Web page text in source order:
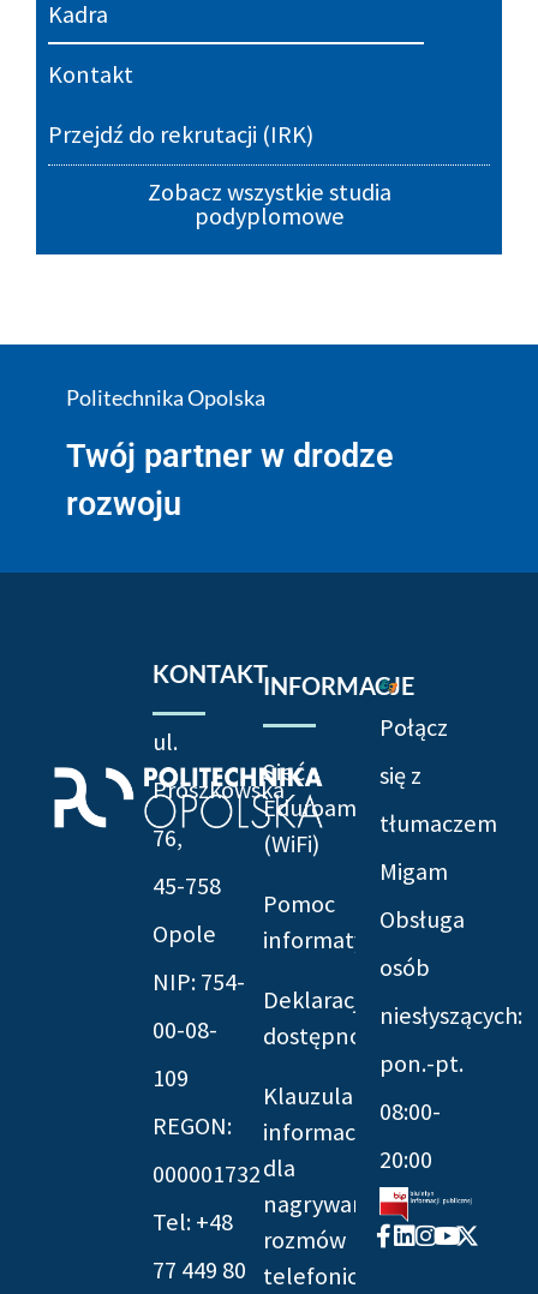
Kadra
Kontakt
Przejdź do rekrutacji (IRK)
Zobacz wszystkie studia
podyplomowe
Politechnika Opolska
Twój partner w drodze
rozwoju
KONTAKT
ul.
Prószkowska
76,
45-758
Opole
NIP: 754-
00-08-
109
REGON:
000001732
Tel: +48
77 449 80
INFORMACJE
Sieć
Eduroam
(WiFi)
Pomoc
informatyczna
Deklaracja
dostępności
Klauzula
informacyjna
dla
nagrywania
rozmów
telefonicznych
Połącz
się z
tłumaczem
Migam
Obsługa
osób
niesłyszących:
pon.-pt.
08:00-
20:00
Facebook-
f
Linkedin
Instagram
Youtube
X-
twitter